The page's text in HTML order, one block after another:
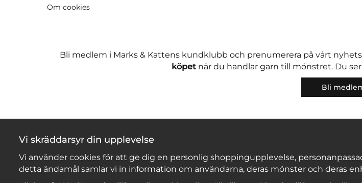
Om cookies
Bli medlem i Marks & Kattens kundklubb och prenumerera på vårt
köpetnär du handlar garn till mönstret. Du
Bli
Copyright © 2026,
Vi skräddarsyr din upplevelse
Vi använder cookies för att ge dig en personlig shoppingupplevelse,
detta ändamål samlar vi in information om användarna, deras mönster och deras